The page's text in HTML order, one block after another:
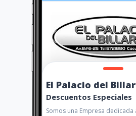
El Palacio del Billar
Descuentos Especiales
Somos una Empresa dedicada